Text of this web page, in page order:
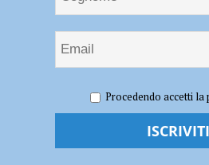
Australian converte la produzione e
dalla burocrazia” – AUDIO
La piacentina
Procedendo accetti la